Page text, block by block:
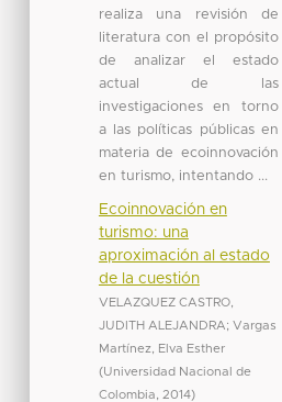
realiza una revisión de
literatura con el propósito
de analizar el estado
actual de las
investigaciones en torno
a las políticas públicas en
materia de ecoinnovación
en turismo, intentando ...
Ecoinnovación en
turismo: una
aproximación al estado
de la cuestión
VELAZQUEZ CASTRO,
JUDITH ALEJANDRA; Vargas
Martínez, Elva Esther
(Universidad Nacional de
Colombia
2014)